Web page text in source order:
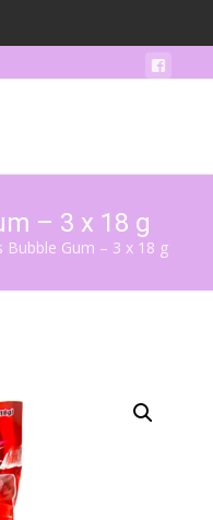
– 3 x 18 g
Bubble Gum – 3 x 18 g